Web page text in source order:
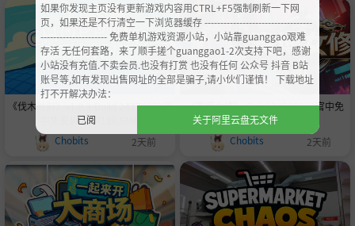
《伐木时刻》v1.0.3-Build 24370152官
中免安装-简中186.5MB
Chobits
2天前
《赛博女修》-Build 24590249官中免
安装-简中833.0MB
Chobits
2天前
如果你发现主页没有更新游戏内容用CTRL+F5强制刷新一下网
页，如果还是不行清空一下浏览器缓存 ----------------------------------
--------------------- 免费单机游戏资源小站，小站靠guanggao艰难
存活 无任何套路，来了顺手搓个guanggao1-2次支持下吧，感谢
小站没有充值.不卖会员.也没有打赏 也没有任何 公众号 抖音 B站
账号等,如有发现出售网址的全部是骗子,请小伙们谨慎！ 下载地址
打不开解决办法：
已阅
关于阿里云盘无文件